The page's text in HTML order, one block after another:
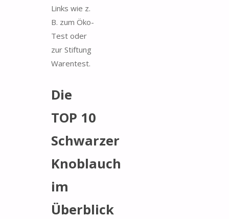
Links wie z.
B. zum Öko-
Test oder
zur Stiftung
Warentest.
Die
TOP 10
Schwarzer
Knoblauch
im
Überblick